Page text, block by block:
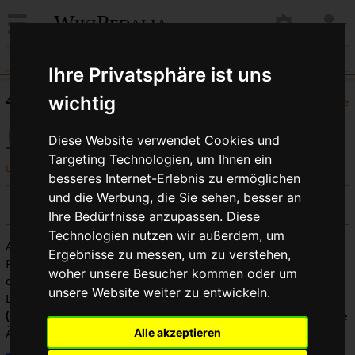
Ihre Privatsphäre ist uns
wichtig
Diese Website verwendet Cookies und
Targeting Technologien, um Ihnen ein
besseres Internet-Erlebnis zu ermöglichen
und die Werbung, die Sie sehen, besser an
Ihre Bedürfnisse anzupassen. Diese
Technologien nutzen wir außerdem, um
Ergebnisse zu messen, um zu verstehen,
woher unsere Besucher kommen oder um
unsere Website weiter zu entwickeln.
Alle akzeptieren
WikiPedalia
Hilfe
4 Cross: Versionsgeschichte
Logbücher dieser Seite anzeigen
Versionen filtern
Auswahl des Versionsunterschieds: Markiere die
Radiobuttons der zu vergleichenden Versionen und drücke
die Eingabetaste oder die Schaltfläche am unteren Rand.
Legende:(Aktuell)= Unterschied zur aktuellen Version,
(Vorherige)= Unterschied zur vorherigen Version,K= Kleine
Änderung